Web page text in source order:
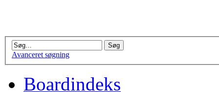
Avanceret søgning
Boardindeks